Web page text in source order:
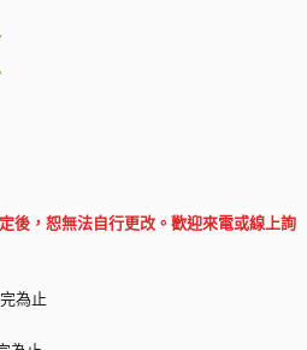
後，恕無法自行更改。歡迎來電或線上詢
為止